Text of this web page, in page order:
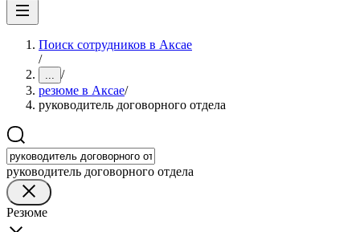
Поиск сотрудников в Аксае
/
... /
резюме в Аксае/
руководитель договорного отдела
руководитель договорного отдела
Резюме